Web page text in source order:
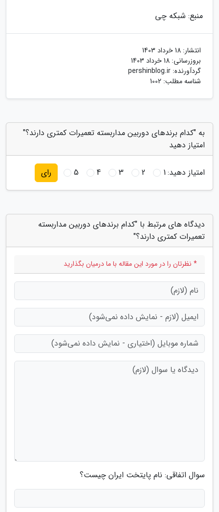
منبع: شبکه چی
انتشار: 18 خرداد 1403
بروزرسانی: 18 خرداد 1403
گردآورنده: pershinblog.ir
شناسه مطلب: 1002
به "کدام برندهای دوربین مداربسته تعمیرات کمتری دارند؟"
امتیاز دهید
امتیاز دهید:1
2
3
4
5 رای
دیدگاه های مرتبط با "کدام برندهای دوربین مداربسته
تعمیرات کمتری دارند؟"
* نظرتان را در مورد این مقاله با ما درمیان بگذارید
سوال اتفاقی: نام پایتخت ایران چیست؟